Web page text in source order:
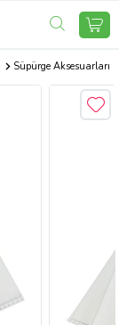
Süpürge Aksesuarları